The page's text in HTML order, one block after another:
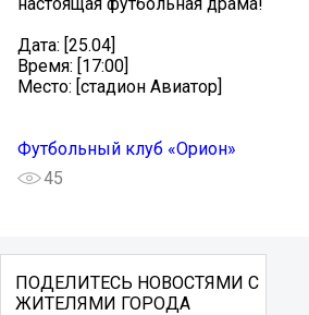
Дата: [25.04]
Время: [17:00]
Место: [стадион Авиатор]
Футбольный клуб «Орион»
45
ПОДЕЛИТЕСЬ НОВОСТЯМИ С
ЖИТЕЛЯМИ ГОРОДА